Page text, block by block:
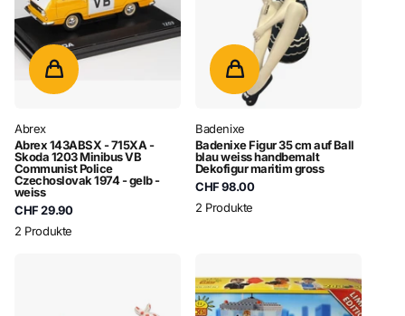
Abrex
Abrex 143ABSX - 715XA -
Skoda 1203 Minibus VB
Communist Police
Czechoslovak 1974 - gelb -
weiss
CHF 29.90
2 Produkte
Badenixe
Badenixe Figur 35 cm auf Ball
blau weiss handbemalt
Dekofigur maritim gross
CHF 98.00
2 Produkte